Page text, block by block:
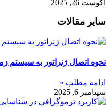
آگوست 26, 2025
سایر مقالات
نحوه اتصال ژنراتور به سیستم
ادامه مطلب »
سپتامبر 6, 2025